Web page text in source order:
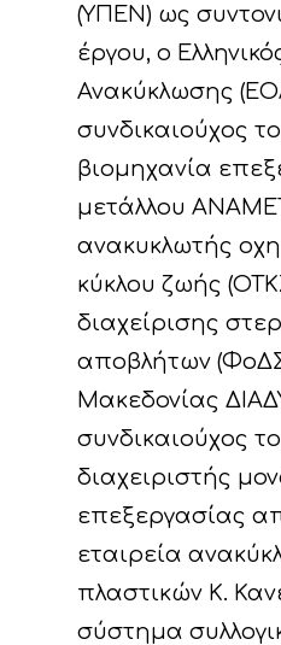
(ΥΠΕΝ) ως
έργου, ο
Ανακύκλωσης
συνδικαιούχος
βιομηχανία
μετάλλου
ανακυκλωτής
κύκλου ζωής
διαχείρισης
αποβλήτων
Μακεδονίας
συνδικαιούχος
διαχειριστής
επεξεργασίας
εταιρεία
πλαστικών Κ.
σύστημα